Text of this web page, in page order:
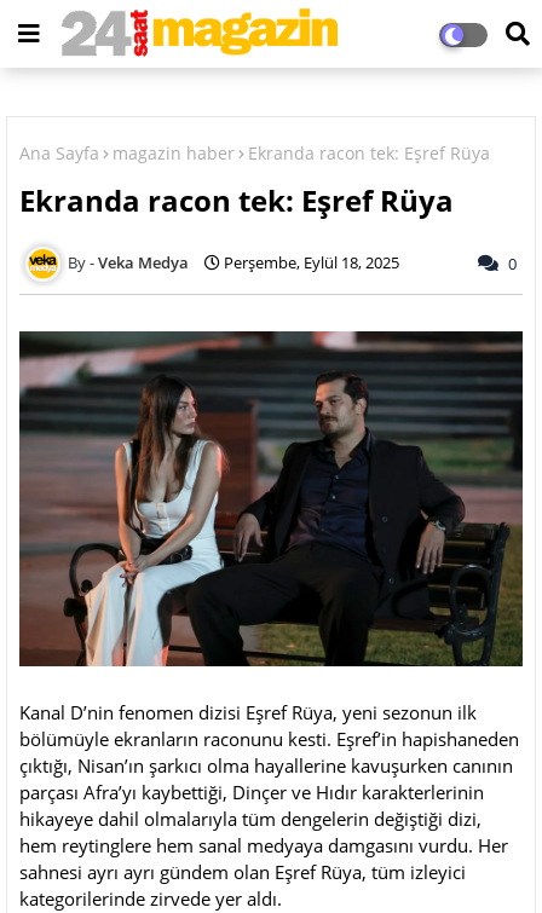
Ana Sayfa magazin haber Ekranda racon tek: Eşref Rüya
Ekranda racon tek: Eşref Rüya
Veka Medya Perşembe, Eylül 18, 2025 0
Kanal D’nin fenomen dizisi Eşref Rüya, yeni sezonun ilk
bölümüyle ekranların raconunu kesti. Eşref’in hapishaneden
çıktığı, Nisan’ın şarkıcı olma hayallerine kavuşurken canının
parçası Afra’yı kaybettiği, Dinçer ve Hıdır karakterlerinin
hikayeye dahil olmalarıyla tüm dengelerin değiştiği dizi,
hem reytinglere hem sanal medyaya damgasını vurdu. Her
sahnesi ayrı ayrı gündem olan Eşref Rüya, tüm izleyici
kategorilerinde zirvede yer aldı.